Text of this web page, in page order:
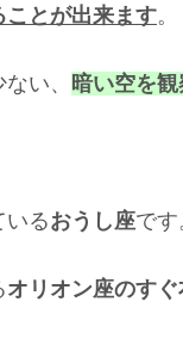
ことが出来ます。
い、 暗い空を
いるおうし座です
オリオン座のすぐ